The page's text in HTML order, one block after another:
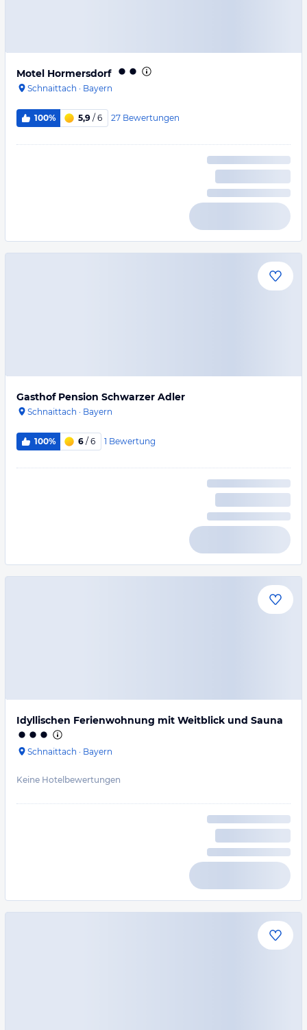
Motel Hormersdorf
Schnaittach · Bayern
100% 5,9 / 6 27 Bewertungen
Gasthof Pension Schwarzer Adler
Schnaittach · Bayern
100% 6 / 6 1 Bewertung
Idyllischen Ferienwohnung mit Weitblick und Sauna
Schnaittach · Bayern
Keine Hotelbewertungen